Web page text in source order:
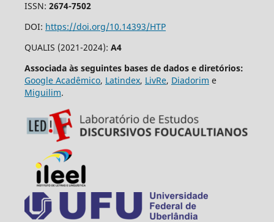
ISSN: 2674-7502
DOI: https://doi.org/10.14393/HTP
QUALIS (2021-2024): A4
Associada às seguintes bases de dados e diretórios:
Google Acadêmico, Latindex, LivRe, Diadorim e
Miguilim.